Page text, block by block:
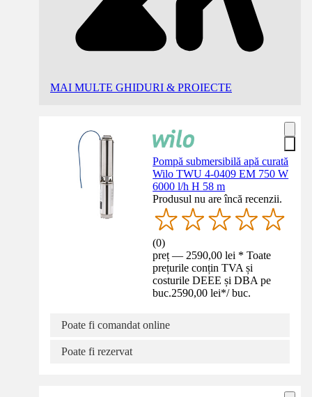
MAI MULTE GHIDURI & PROIECTE
Pompă submersibilă apă curată
Wilo TWU 4-0409 EM 750 W
6000 l/h H 58 m
Produsul nu are încă recenzii.
(0)
preț — 2590,00 lei * Toate
prețurile conțin TVA și
costurile DEEE și DBA pe
buc.2590,00 lei*/ buc.
Poate fi comandat online
Poate fi rezervat